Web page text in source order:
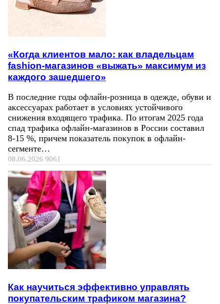
«Когда клиентов мало: как владельцам
fashion-магазинов «выжать» максимум из
каждого зашедшего»
В последние годы офлайн-розница в одежде, обуви и
аксессуарах работает в условиях устойчивого
снижения входящего трафика. По итогам 2025 года
спад трафика офлайн-магазинов в России составил
8-15 %, причем показатель покупок в офлайн-
сегменте…
08.06.2026 9061
Как научиться эффективно управлять
покупательским трафиком магазина?